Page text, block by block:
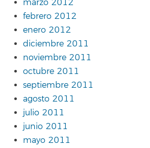
marzo 2012
febrero 2012
enero 2012
diciembre 2011
noviembre 2011
octubre 2011
septiembre 2011
agosto 2011
julio 2011
junio 2011
mayo 2011